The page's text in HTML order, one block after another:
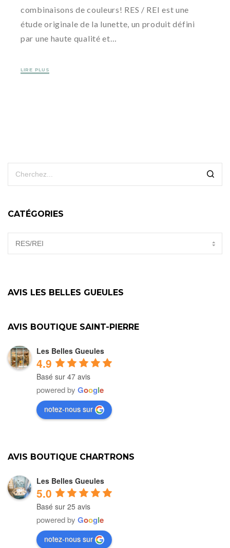
combinaisons de couleurs! RES / REI est une
étude originale de la lunette, un produit défini
par une haute qualité et…
LIRE PLUS
CATÉGORIES
CATÉGORIES
AVIS LES BELLES GUEULES
AVIS BOUTIQUE SAINT-PIERRE
Les Belles Gueules
4.9
Basé sur 47 avis
powered by Google
notez-nous sur
AVIS BOUTIQUE CHARTRONS
Les Belles Gueules
5.0
Basé sur 25 avis
powered by Google
notez-nous sur